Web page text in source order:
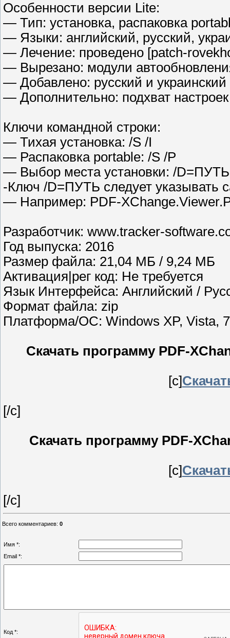
Особенности версии Lite:
— Тип: установка, распаковка
— Языки: английский, русский,
— Лечение: проведено [patch-
— Вырезано: модули
— Добавлено: русский и
— Дополнительно: подхват
Ключи командной строки:
— Тихая установка: /S /I
— Распаковка portable: /S /P
— Выбор места установки: /D=ПУТЬ
-Ключ /D=ПУТЬ следует указывать
— Например: PDF-
Разработчик: www.tracker-
Год выпуска: 2016
Размер файла: 21,04 МБ / 9,24 МБ
Активация|рег код: Не требуется
Язык Интерфейса: Английский /
Формат файла: zip
Платформа/ОС: Windows XP, Vista,
Скачать программу PDF-
[c]
[/c]
Скачать программу PDF-
[c]
[/c]
Всего комментариев: 0
Имя *:
Email *:
Код *: